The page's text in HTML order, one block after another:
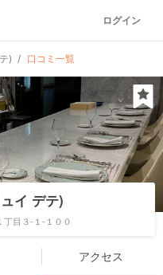
ログイン
) 口コミ一覧
イ デテ)
丁目３-１-１００
アクセス